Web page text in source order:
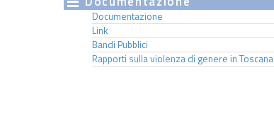
Documentazione
Link
Bandi Pubblici
Rapporti sulla violenza di genere in Toscana